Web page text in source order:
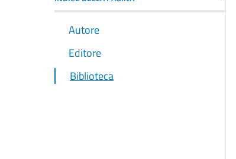
Autore
Editore
Biblioteca